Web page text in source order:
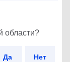
области?
Да Нет